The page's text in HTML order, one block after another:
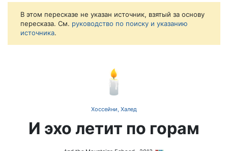
В этом пересказе не указан источник, взятый за основу
пересказа. См. руководство по поиску и указанию
источника.
🕯️
Хоссейни, Халед
И эхо летит по горам